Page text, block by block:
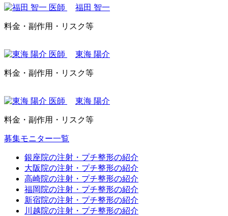
福田 智一
料金・副作用・リスク等
東海 陽介
料金・副作用・リスク等
東海 陽介
料金・副作用・リスク等
募集モニター一覧
銀座院の注射・プチ整形の紹介
大阪院の注射・プチ整形の紹介
高崎院の注射・プチ整形の紹介
福岡院の注射・プチ整形の紹介
新宿院の注射・プチ整形の紹介
川越院の注射・プチ整形の紹介